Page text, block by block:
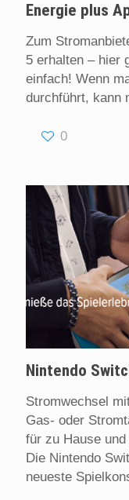
Energie plus
Zum
5 erhalten – hier
einfach! Wenn
durchführt, kann
0
Nintendo
Stromwechsel
Gas- oder
für zu Hause
Die Nintendo
neueste